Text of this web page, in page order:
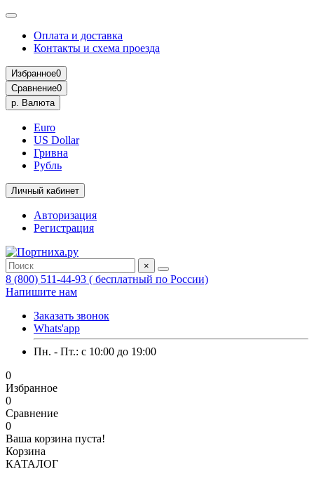
Оплата и доставка
Контакты и схема проезда
Избранное0
Сравнение0
р. Валюта
Euro
US Dollar
Гривна
Рубль
Личный кабинет
Авторизация
Регистрация
×
8 (800) 511-44-93 ( бесплатный по России)
Напишите нам
Заказать звонок
Whats'app
Пн. - Пт.: c 10:00 до 19:00
0
Избранное
0
Сравнение
0
Ваша корзина пуста!
Корзина
КАТАЛОГ